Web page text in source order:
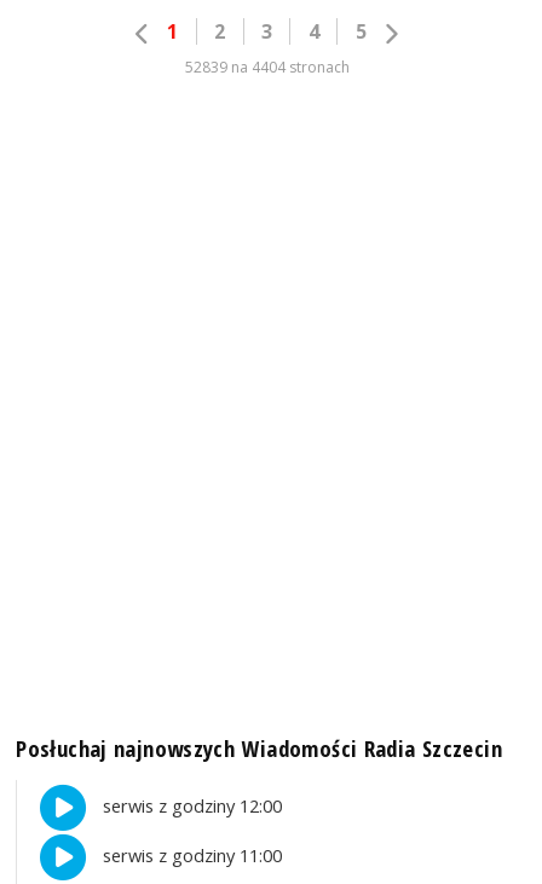
1 2 3 4 5
52839 na 4404 stronach
Posłuchaj najnowszych Wiadomości Radia Szczecin
serwis z godziny 12:00
serwis z godziny 11:00